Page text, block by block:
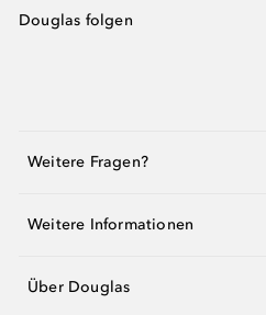
Douglas folgen
Weitere Fragen?
Weitere Informationen
Über Douglas